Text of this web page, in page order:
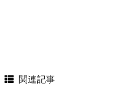
関連記事